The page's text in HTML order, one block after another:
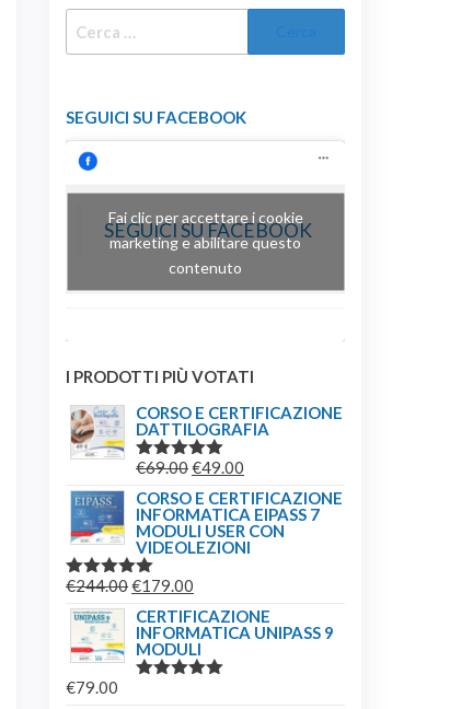
SEGUICI SU FACEBOOK
SEGUICI SU FACEBOOK
Fai clic per accettare i cookie
marketing e abilitare questo
contenuto
I PRODOTTI PIÙ VOTATI
CORSO E CERTIFICAZIONE
DATTILOGRAFIA
VALUTATO
€69.00IL
PREZZO
ORIGINALE
ERA:
€49.00
PREZZO
ATTUALE
È:
CORSO E CERTIFICAZIONE
INFORMATICA EIPASS 7
MODULI USER CON
VIDEOLEZIONI
VALUTATO
5.00SU 5
€244.00IL
PREZZO
ORIGINALE
ERA:
€179.00
PREZZO
ATTUALE
È:
CERTIFICAZIONE
INFORMATICA UNIPASS 9
MODULI
€79.00